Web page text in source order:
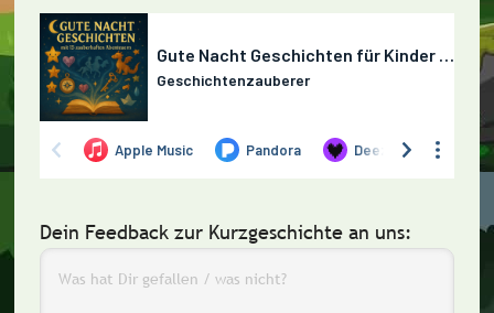
Dein Feedback zur Kurzgeschichte an uns: